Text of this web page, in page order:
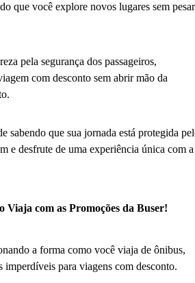
que você explore novos lugares sem pesar
pela segurança dos passageiros,
com desconto sem abrir mão da
sabendo que sua jornada está protegida
e desfrute de uma experiência única com a
Viaja com as Promoções da Buser!
a forma como você viaja de ônibus,
imperdíveis para viagens com desconto.